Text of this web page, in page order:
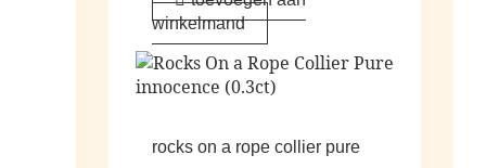
winkelmand
rocks on a rope collier pure